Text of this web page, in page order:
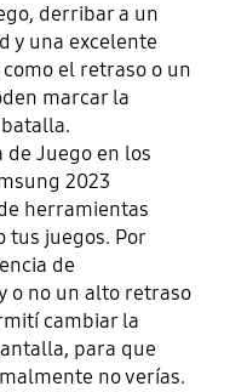
derribar a un
y una excelente
el retraso o un
marcar la
Juego en los
2023
herramientas
tus juegos. Por
de
o no un alto retraso
cambiar la
para que
no verías.